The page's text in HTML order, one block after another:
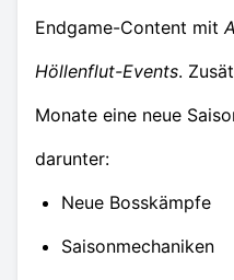
Endgame-Content mit
Höllenflut-Events.
Monate eine neue
darunter:
Neue Bosskämpfe
Saisonmechaniken